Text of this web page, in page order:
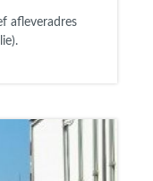
afleveradres